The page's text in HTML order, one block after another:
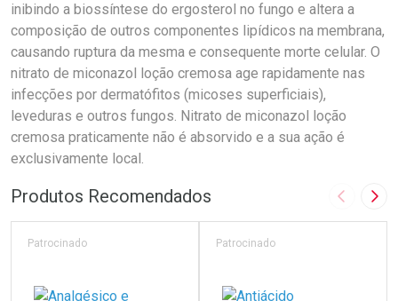
inibindo a biossíntese do ergosterol no fungo e altera a
composição de outros componentes lipídicos na membrana,
causando ruptura da mesma e consequente morte celular. O
nitrato de miconazol loção cremosa age rapidamente nas
infecções por dermatófitos (micoses superficiais),
leveduras e outros fungos. Nitrato de miconazol loção
cremosa praticamente não é absorvido e a sua ação é
exclusivamente local.
Produtos Recomendados Imagem
Patrocinado Patrocinado